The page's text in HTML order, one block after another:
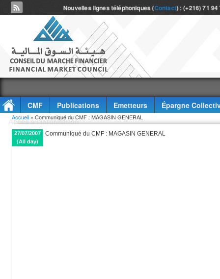
Nouvelles lignes téléphoniques (Contact) : (+216) 71
CMF Publications Emetteurs
Épargne
Accès à l'information
Vous êtes ici
Accueil » Communiqué du CMF : MAGASIN GENERAL
27/07/2007
(All day)
Communiqué du CMF : MAGASIN GENERAL